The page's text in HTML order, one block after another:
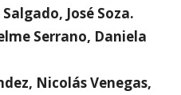
José Soza.
Serrano, Daniela
Nicolás Venegas,